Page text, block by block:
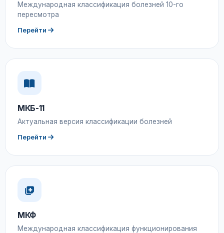
Международная классификация болезней 10-го
пересмотра
Перейти
МКБ-11
Актуальная версия классификации болезней
Перейти
МКФ
Международная классификация функционирования